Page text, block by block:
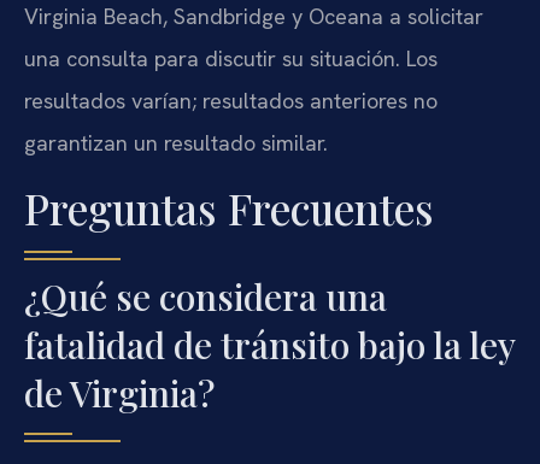
Virginia Beach, Sandbridge y Oceana a solicitar
una consulta para discutir su situación. Los
resultados varían; resultados anteriores no
garantizan un resultado similar.
Preguntas Frecuentes
¿Qué se considera una
fatalidad de tránsito bajo la ley
de Virginia?